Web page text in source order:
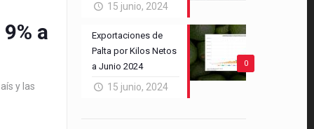
a
y las
15 junio, 2024
0
Exportaciones de
Palta por Kilos Netos
a Junio 2024
15 junio, 2024